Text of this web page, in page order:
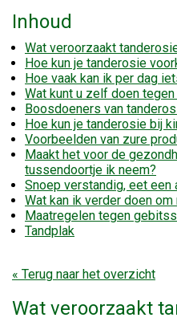
Inhoud
Wat veroorzaakt
Hoe kun je tanderosie
Hoe vaak kan ik per dag
Wat kunt u zelf doen
Boosdoeners van
Hoe kun je tanderosie bij
Voorbeelden van zure
Maakt het voor de
tussendoortje ik neem?
Snoep verstandig, eet een
Wat kan ik verder doen
Maatregelen tegen
Tandplak
« Terug naar het overzicht
Wat veroorzaakt